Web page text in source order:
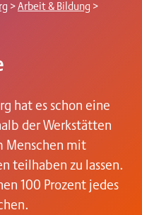
>Arbeit & Bildung >
hat es schon eine
der Werkstätten
Menschen mit
teilhaben zu lassen.
100 Prozent jedes